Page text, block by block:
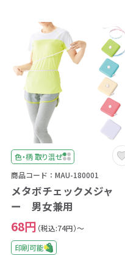
色・柄 取り混ぜ
商品コード：MAU-180001
メタボチェックメジャ
ー 男女兼用
68円 （税込:74円）～
印刷可能